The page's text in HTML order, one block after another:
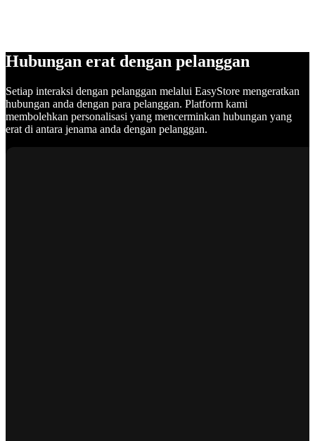
Hubungan erat dengan pelanggan
Setiap interaksi dengan pelanggan melalui EasyStore mengeratkan
hubungan anda dengan para pelanggan. Platform kami
membolehkan personalisasi yang mencerminkan hubungan yang
erat di antara jenama anda dengan pelanggan.